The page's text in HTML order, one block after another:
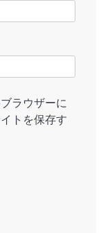
ラウザーに
トを保存す